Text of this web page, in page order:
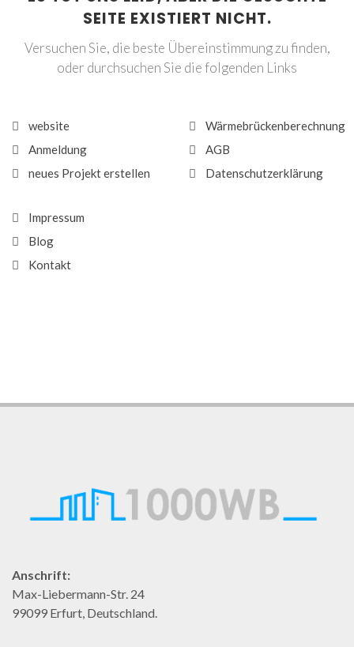
SEITE EXISTIERT NICHT.
Versuchen Sie, die beste Übereinstimmung zu finden,
oder durchsuchen Sie die folgenden Links
website
Anmeldung
neues Projekt erstellen
Wärmebrückenberechnung
AGB
Datenschutzerklärung
Impressum
Blog
Kontakt
Anschrift:
Max-Liebermann-Str. 24
99099 Erfurt, Deutschland.